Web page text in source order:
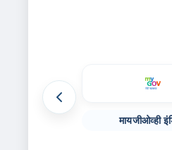
मागील संकेतस्थळे
मायजीओव्ही